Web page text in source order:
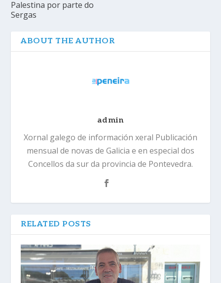
Palestina por parte do
Sergas
ABOUT THE AUTHOR
admin
Xornal galego de información xeral Publicación
mensual de novas de Galicia e en especial dos
Concellos da sur da provincia de Pontevedra.
RELATED POSTS